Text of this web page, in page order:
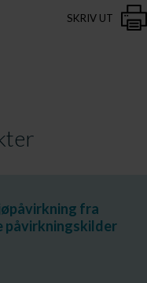
SKRIV UT
fra
påvirkningskilder